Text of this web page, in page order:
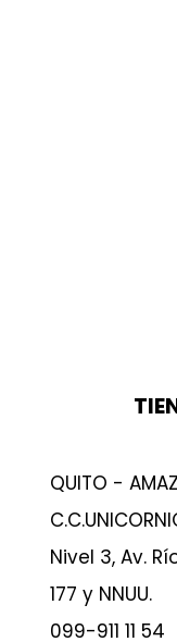
QUITO -
Nivel 3, Av.
177 y NNUU.
099-911 11 54